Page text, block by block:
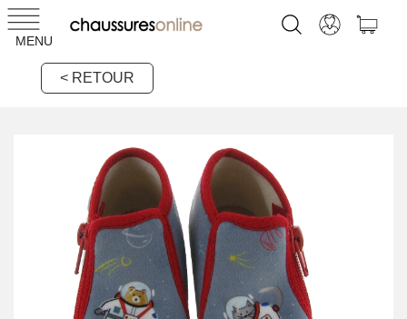
MENU
< RETOUR